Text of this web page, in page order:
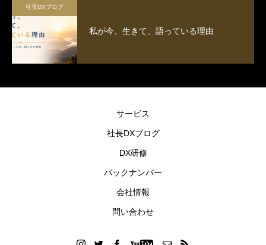
社長DXブログ
私が今、生きて、語っている理由
サービス
社長DXブログ
DX研修
バックナンバー
会社情報
問い合わせ